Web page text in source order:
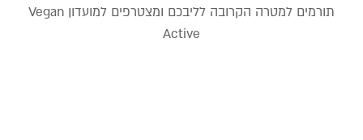
תורמים למטרה הקרובה לליבכם ומצטרפים למועדון Vegan
Active